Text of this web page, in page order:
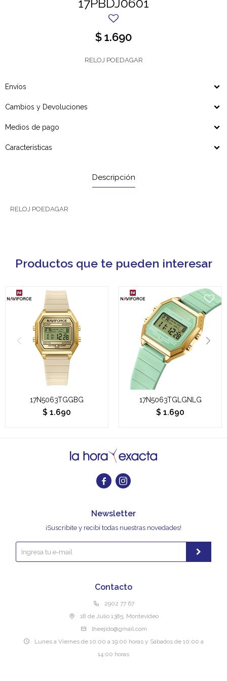
17PBDJ0601
$ 1.690
RELOJ POEDAGAR
Envíos
Cambios y Devoluciones
Medios de pago
Características
Descripción
RELOJ POEDAGAR
Productos que te pueden interesar
17N5063TGGBG
$ 1.690
17N5063TGLGNLG
$ 1.690
 
Contacto
2902 77 67
18 de Julio 1385, Montevideo
lheejido@gmail.com
Lunes a Viernes de 10:00 a 19:00 horas y Sábados de 10:00 a
14:00 horas
Newsletter
¡Suscribite y recibí todas nuestras novedades!